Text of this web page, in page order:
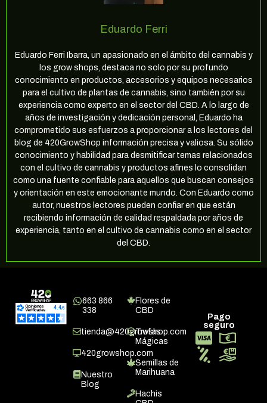
Eduardo Ferri
Eduardo Ferri Ibarra, un apasionado en el ámbito del cannabis y
los grow shops, destaca no solo por su profundo
conocimiento en productos, accesorios y equipos necesarios
para el cultivo de plantas de cannabis, sino también por su
experiencia como experto en el sector del CBD. A lo largo de
años de investigación y dedicación personal, Eduardo ha
comprometido sus esfuerzos a proporcionar a los lectores del
blog de 420GrowShop información precisa y valiosa. Su sólido
conocimiento y habilidad para desmitificar temas relacionados
con el cultivo de cannabis y productos afines lo consolidan
como una fuente confiable para aquellos que buscan consejos
y orientación en este emocionante mundo. Con Eduardo como
autor, nuestros lectores pueden confiar en que están
recibiendo información de calidad respaldada por años de
experiencia, tanto en el cultivo de cannabis como en el sector
del CBD.
663 866
338
tienda@420growshop.com
420growshop.com
Nuestro
Blog
Flores de
CBD
Trufas
Mágicas
Semillas de
Marihuana
Hachis
Pago
seguro